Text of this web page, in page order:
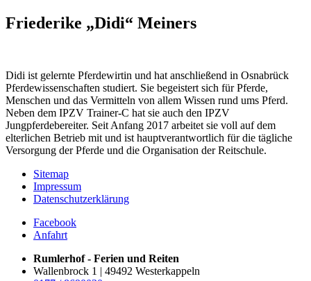
Friederike „Didi“ Meiners
Didi ist gelernte Pferdewirtin und hat anschließend in Osnabrück
Pferdewissenschaften studiert. Sie begeistert sich für Pferde,
Menschen und das Vermitteln von allem Wissen rund ums Pferd.
Neben dem IPZV Trainer-C hat sie auch den IPZV
Jungpferdebereiter. Seit Anfang 2017 arbeitet sie voll auf dem
elterlichen Betrieb mit und ist hauptverantwortlich für die tägliche
Versorgung der Pferde und die Organisation der Reitschule.
Sitemap
Impressum
Datenschutzerklärung
Facebook
Anfahrt
Rumlerhof - Ferien und Reiten
Wallenbrock 1 | 49492 Westerkappeln